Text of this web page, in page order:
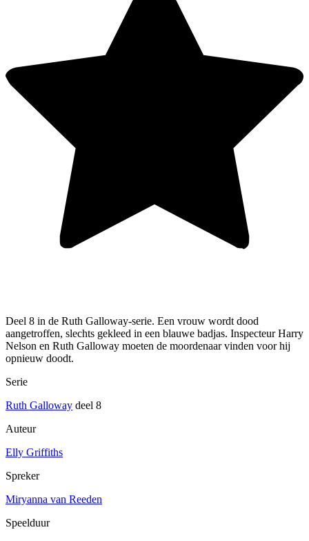
Deel 8 in de Ruth Galloway-serie. Een vrouw wordt dood
aangetroffen, slechts gekleed in een blauwe badjas. Inspecteur Harry
Nelson en Ruth Galloway moeten de moordenaar vinden voor hij
opnieuw doodt.
Serie
Ruth Galloway deel 8
Auteur
Elly Griffiths
Spreker
Miryanna van Reeden
Speelduur